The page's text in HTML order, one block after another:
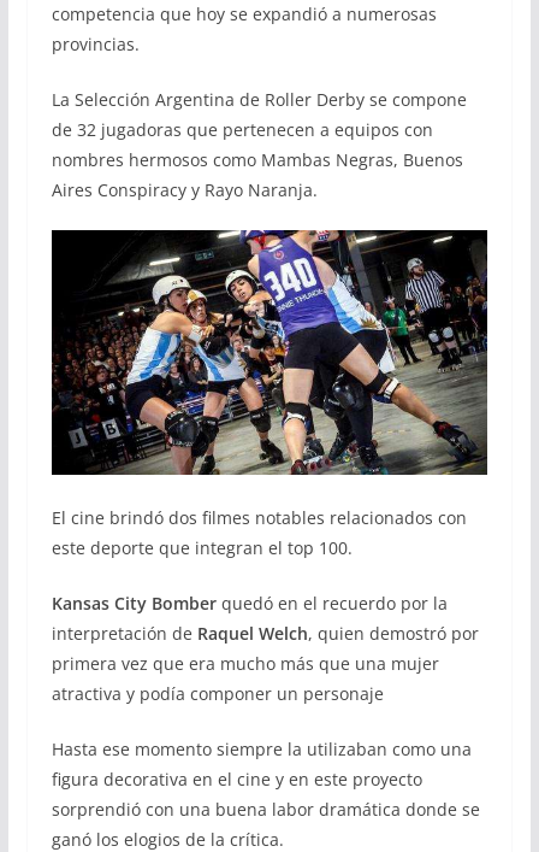
competencia que hoy se expandió a numerosas
provincias.
La Selección Argentina de Roller Derby se compone
de 32 jugadoras que pertenecen a equipos con
nombres hermosos como Mambas Negras, Buenos
Aires Conspiracy y Rayo Naranja.
El cine brindó dos filmes notables relacionados con
este deporte que integran el top 100.
Kansas City Bomberquedó en el recuerdo por la
interpretación de Raquel Welch, quien demostró por
primera vez que era mucho más que una mujer
atractiva y podía componer un personaje
Hasta ese momento siempre la utilizaban como una
figura decorativa en el cine y en este proyecto
sorprendió con una buena labor dramática donde se
ganó los elogios de la crítica.